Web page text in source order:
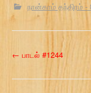
நான்காம் தந்திரம்
P
o
← பாடல் #1244